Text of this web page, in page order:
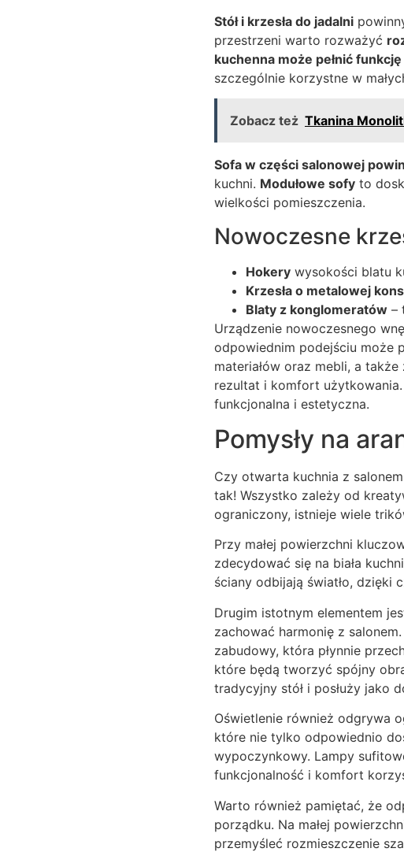
Stół i krzesła do jadalni
przestrzeni warto rozważyć
kuchenna może pełnić
szczególnie korzystne w
Zobacz też Tkanina
Sofa w części salonowej
kuchni. Modułowe sofy to
wielkości pomieszczenia.
Nowoczesne
Hokery wysokości blatu
Krzesła o metalowej
Blaty z konglomeratów –
Urządzenie nowoczesnego
odpowiednim podejściu może
materiałów oraz mebli, a
rezultat i komfort
funkcjonalna i estetyczna.
Pomysły na
Czy otwarta kuchnia z
tak! Wszystko zależy od
ograniczony, istnieje wiele
Przy małej powierzchni
zdecydować się na biała
ściany odbijają światło, dzięki
Drugim istotnym elementem
zachować harmonię z
zabudowy, która płynnie
które będą tworzyć spójny
tradycyjny stół i posłuży jako
Oświetlenie również odgrywa
które nie tylko odpowiednio
wypoczynkowy. Lampy
funkcjonalność i komfort
Warto również pamiętać, że
porządku. Na małej
przemyśleć rozmieszczenie